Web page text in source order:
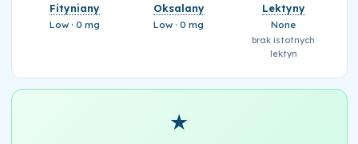
Fityniany
Low · 0 mg
Oksalany
Low · 0 mg
Lektyny
None
brak istotnych
lektyn
★